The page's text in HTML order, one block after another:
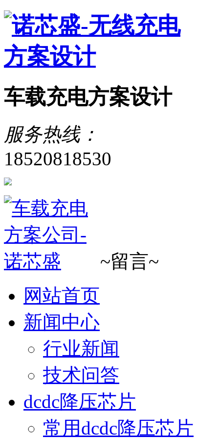
车载充电方案设计
服务热线：
18520818530
~留言~
网站首页
新闻中心
行业新闻
技术问答
dcdc降压芯片
常用dcdc降压芯片